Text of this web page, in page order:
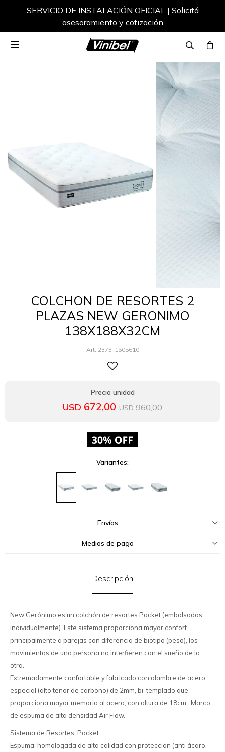
SERVICIO DE INSTALACIÓN OFICIAL | Solicitá
asesoramiento y cotización

COLCHON DE RESORTES 2
PLAZAS NEW GERONIMO
138X188X32CM
2373-1505610
USD 672,00 USD 960,00
Variantes:
Envíos
Medios de pago
Descripción
New Gerónimo es un colchón de resortes Pocket (embolsados
individualmente). Este sistema proporciona mayor confort
principalmente a parejas con diferencia de biotipo (peso), los
movimientos de una persona no interfieren con el sueño de la
otra.
Extremadamente confortable y fabricado con alambre de acero
especial (alto tenor de carbono) de 2mm, bi-templado que
proporciona mayor memoria al acero, con altura de 18cm. Marco
de espuma de alta densidad Air Flow.
Sistema de Resortes: Pocket.
Espuma: homologada de alta calidad con protección (anti ácaro,